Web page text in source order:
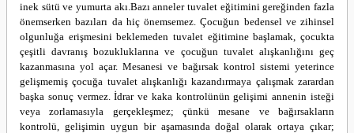
inek sütü ve yumurta akı.Bazı anneler tuvalet eğitimini gereğinden fazla
önemserken bazıları da hiç önemsemez. Çocuğun bedensel ve zihinsel
olgunluğa erişmesini beklemeden tuvalet eğitimine başlamak, çocukta
çeşitli davranış bozukluklarına ve çocuğun tuvalet alışkanlığını geç
kazanmasına yol açar. Mesanesi ve bağırsak kontrol sistemi yeterince
gelişmemiş çocuğa tuvalet alışkanlığı kazandırmaya çalışmak zarardan
başka sonuç vermez. İdrar ve kaka kontrolünün gelişimi annenin isteği
veya zorlamasıyla gerçekleşmez; çünkü mesane ve bağırsakların
kontrolü, gelişimin uygun bir aşamasında doğal olarak ortaya çıkar;